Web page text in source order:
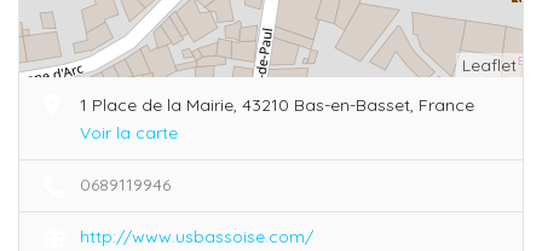
Leaflet
1 Place de la Mairie, 43210 Bas-en-Basset, France
Voir la carte
0689119946
http://www.usbassoise.com/